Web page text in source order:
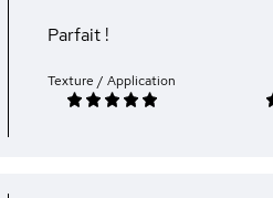
Parfait !
Texture / Application